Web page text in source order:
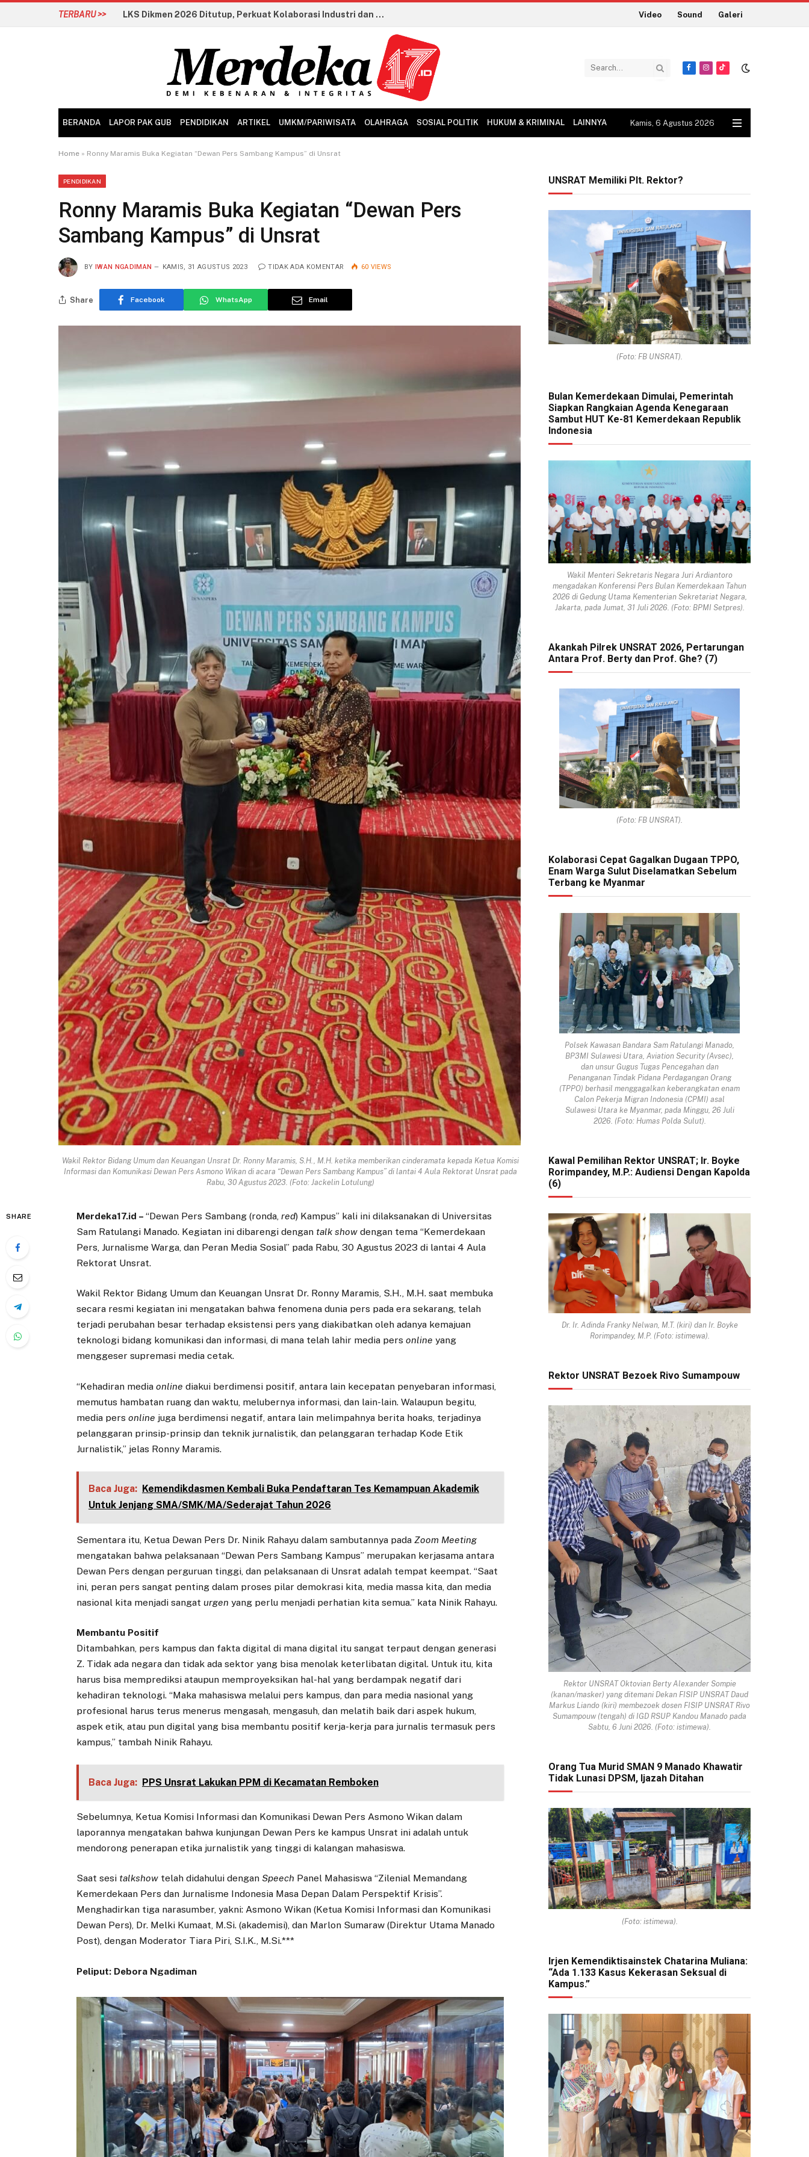
TERBARU >> LKS Dikmen 2026 Ditutup, Perkuat Kolaborasi Industri dan Talenta Vokasi Kian Siap Hadapi Dunia Kerja Video Sound Galeri
Facebook
Instagram
TikTok
BERANDA LAPOR PAK GUB PENDIDIKAN ARTIKEL UMKM/PARIWISATA OLAHRAGA SOSIAL POLITIK HUKUM & KRIMINAL LAINNYA Kamis, 6 Agustus 2026
Home » Ronny Maramis Buka Kegiatan “Dewan Pers Sambang Kampus” di Unsrat
PENDIDIKAN
Ronny Maramis Buka Kegiatan “Dewan Pers
Sambang Kampus” di Unsrat
BY IWAN NGADIMAN KAMIS, 31 AGUSTUS 2023 TIDAK ADA KOMENTAR 60 VIEWS
Share Facebook WhatsApp Email
Wakil Rektor Bidang Umum dan Keuangan Unsrat Dr. Ronny Maramis, S.H., M.H. ketika memberikan cinderamata kepada Ketua Komisi
Informasi dan Komunikasi Dewan Pers Asmono Wikan di acara “Dewan Pers Sambang Kampus” di lantai 4 Aula Rektorat Unsrat pada
Rabu, 30 Agustus 2023. (Foto: Jackelin Lotulung)
SHARE Merdeka17.id –“Dewan Pers Sambang (ronda,red) Kampus” kali ini dilaksanakan di Universitas
Sam Ratulangi Manado. Kegiatan ini dibarengi dengan talk show dengan tema “Kemerdekaan
Pers, Jurnalisme Warga, dan Peran Media Sosial” pada Rabu, 30 Agustus 2023 di lantai 4 Aula
Rektorat Unsrat.
Wakil Rektor Bidang Umum dan Keuangan Unsrat Dr. Ronny Maramis, S.H., M.H. saat membuka
secara resmi kegiatan ini mengatakan bahwa fenomena dunia pers pada era sekarang, telah
terjadi perubahan besar terhadap eksistensi pers yang diakibatkan oleh adanya kemajuan
teknologi bidang komunikasi dan informasi, di mana telah lahir media personline yang
menggeser supremasi media cetak.
“Kehadiran mediaonline diakui berdimensi positif, antara lain kecepatan penyebaran informasi,
memutus hambatan ruang dan waktu, melubernya informasi, dan lain-lain. Walaupun begitu,
media personline juga berdimensi negatif, antara lain melimpahnya berita hoaks, terjadinya
pelanggaran prinsip-prinsip dan teknik jurnalistik, dan pelanggaran terhadap Kode Etik
Jurnalistik,” jelas Ronny Maramis.
Baca Juga: Kemendikdasmen Kembali Buka Pendaftaran Tes Kemampuan Akademik
Untuk Jenjang SMA/SMK/MA/Sederajat Tahun 2026
Sementara itu, Ketua Dewan Pers Dr. Ninik Rahayu dalam sambutannya padaZoom Meeting
mengatakan bahwa pelaksanaan “Dewan Pers Sambang Kampus” merupakan kerjasama antara
Dewan Pers dengan perguruan tinggi, dan pelaksanaan di Unsrat adalah tempat keempat. “Saat
ini, peran pers sangat penting dalam proses pilar demokrasi kita, media massa kita, dan media
nasional kita menjadi sangaturgen yang perlu menjadi perhatian kita semua.” kata Ninik Rahayu.
Membantu Positif
Ditambahkan, pers kampus dan fakta digital di mana digital itu sangat terpaut dengan generasi
Z. Tidak ada negara dan tidak ada sektor yang bisa menolak keterlibatan digital. Untuk itu, kita
harus bisa memprediksi ataupun memproyeksikan hal-hal yang berdampak negatif dari
kehadiran teknologi. “Maka mahasiswa melalui pers kampus, dan para media nasional yang
profesional harus terus menerus mengasah, mengasuh, dan melatih baik dari aspek hukum,
aspek etik, atau pun digital yang bisa membantu positif kerja-kerja para jurnalis termasuk pers
kampus,” tambah Ninik Rahayu.
Baca Juga: PPS Unsrat Lakukan PPM di Kecamatan Remboken
Sebelumnya, Ketua Komisi Informasi dan Komunikasi Dewan Pers Asmono Wikan dalam
laporannya mengatakan bahwa kunjungan Dewan Pers ke kampus Unsrat ini adalah untuk
mendorong penerapan etika jurnalistik yang tinggi di kalangan mahasiswa.
Saat sesi talkshow telah didahului denganSpeech Panel Mahasiswa “Zilenial Memandang
Kemerdekaan Pers dan Jurnalisme Indonesia Masa Depan Dalam Perspektif Krisis”.
Menghadirkan tiga narasumber, yakni: Asmono Wikan (Ketua Komisi Informasi dan Komunikasi
Dewan Pers), Dr. Melki Kumaat, M.Si. (akademisi), dan Marlon Sumaraw (Direktur Utama Manado
Post), dengan Moderator Tiara Piri, S.I.K., M.Si.***
Peliput: Debora Ngadiman
UNSRAT Memiliki Plt. Rektor?
(Foto: FB UNSRAT).
Bulan Kemerdekaan Dimulai, Pemerintah
Siapkan Rangkaian Agenda Kenegaraan
Sambut HUT Ke-81 Kemerdekaan Republik
Indonesia
Wakil Menteri Sekretaris Negara Juri Ardiantoro
mengadakan Konferensi Pers Bulan Kemerdekaan Tahun
2026 di Gedung Utama Kementerian Sekretariat Negara,
Jakarta, pada Jumat, 31 Juli 2026. (Foto: BPMI Setpres).
Akankah Pilrek UNSRAT 2026, Pertarungan
Antara Prof. Berty dan Prof. Ghe? (7)
(Foto: FB UNSRAT).
Kolaborasi Cepat Gagalkan Dugaan TPPO,
Enam Warga Sulut Diselamatkan Sebelum
Terbang ke Myanmar
Polsek Kawasan Bandara Sam Ratulangi Manado,
BP3MI Sulawesi Utara, Aviation Security (Avsec),
dan unsur Gugus Tugas Pencegahan dan
Penanganan Tindak Pidana Perdagangan Orang
(TPPO) berhasil menggagalkan keberangkatan enam
Calon Pekerja Migran Indonesia (CPMI) asal
Sulawesi Utara ke Myanmar, pada Minggu, 26 Juli
2026. (Foto: Humas Polda Sulut).
Kawal Pemilihan Rektor UNSRAT; Ir. Boyke
Rorimpandey, M.P.: Audiensi Dengan Kapolda
(6)
Dr. Ir. Adinda Franky Nelwan, M.T. (kiri) dan Ir. Boyke
Rorimpandey, M.P. (Foto: istimewa).
Rektor UNSRAT Bezoek Rivo Sumampouw
Rektor UNSRAT Oktovian Berty Alexander Sompie
(kanan/masker) yang ditemani Dekan FISIP UNSRAT Daud
Markus Liando (kiri) membezoek dosen FISIP UNSRAT Rivo
Sumampouw (tengah) di IGD RSUP Kandou Manado pada
Sabtu, 6 Juni 2026. (Foto: istimewa).
Orang Tua Murid SMAN 9 Manado Khawatir
Tidak Lunasi DPSM, Ijazah Ditahan
(Foto: istimewa).
Irjen Kemendiktisainstek Chatarina Muliana:
“Ada 1.133 Kasus Kekerasan Seksual di
Kampus.”